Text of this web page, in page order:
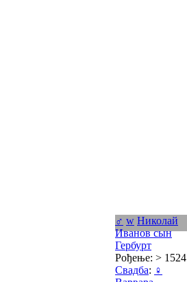
♂ w Николай
Иванов сын
Гербурт
Рођење: > 1524
Свадба: ♀